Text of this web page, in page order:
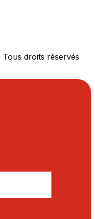
droits réservés